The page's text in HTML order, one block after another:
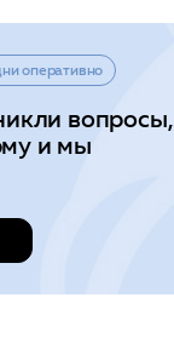
оперативно
вопросы,
и мы